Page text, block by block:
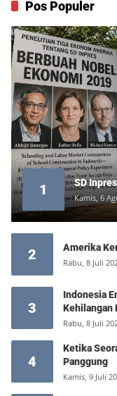
Pos Populer
1 SD
Kamis, 6
2 Amerika
Rabu, 8 Juli
3
Indonesia
Kehilangan
Rabu, 8 Juli
4
Ketika
Panggung
Kamis, 9 Juli